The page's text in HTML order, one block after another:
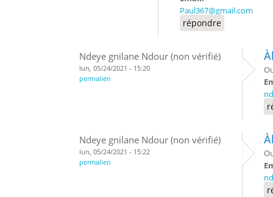
Paul367@gmail.com
répondre
Ndeye gnilane Ndour (non vérifié)
lun, 05/24/2021 - 15:20
permalien
Ndeye gnilane Ndour (non vérifié)
lun, 05/24/2021 - 15:22
permalien